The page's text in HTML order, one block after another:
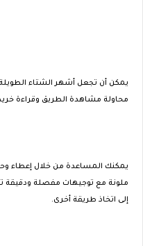
يمكن أن تجعل أشهر الشتاء
محاولة مشاهدة الطريق وقراءة
يمكنك المساعدة من خلال إعطاء
ملونة مع توجيهات مفصلة ودقيقة
إلى اتخاذ طريقة أخرى.